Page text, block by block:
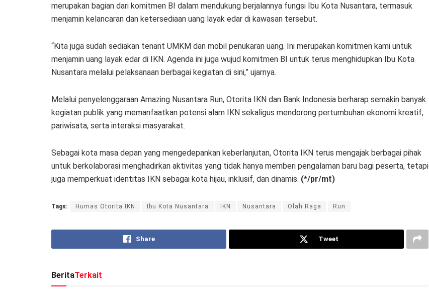
merupakan bagian dari komitmen BI dalam mendukung berjalannya fungsi Ibu Kota Nusantara, termasuk
menjamin kelancaran dan ketersediaan uang layak edar di kawasan tersebut.
“Kita juga sudah sediakan tenant UMKM dan mobil penukaran uang. Ini merupakan komitmen kami untuk
menjamin uang layak edar di IKN. Agenda ini juga wujud komitmen BI untuk terus menghidupkan Ibu Kota
Nusantara melalui pelaksanaan berbagai kegiatan di sini,” ujarnya.
Melalui penyelenggaraan Amazing Nusantara Run, Otorita IKN dan Bank Indonesia berharap semakin banyak
kegiatan publik yang memanfaatkan potensi alam IKN sekaligus mendorong pertumbuhan ekonomi kreatif,
pariwisata, serta interaksi masyarakat.
Sebagai kota masa depan yang mengedepankan keberlanjutan, Otorita IKN terus mengajak berbagai pihak
untuk berkolaborasi menghadirkan aktivitas yang tidak hanya memberi pengalaman baru bagi peserta, tetapi
juga memperkuat identitas IKN sebagai kota hijau, inklusif, dan dinamis. (*/pr/mt)
Tags: Humas Otorita IKN Ibu Kota Nusantara IKN Nusantara Olah Raga Run
Share Tweet
BeritaTerkait